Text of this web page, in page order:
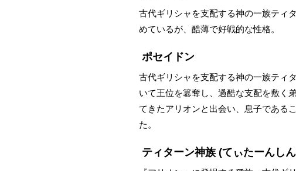
古代ギリシャを支配する神の一族ティ
めているが、酷薄で好戦的な性格。
ポセイドン
古代ギリシャを支配する神の一族ティ
いて王位を簒奪し、過酷な支配を敷く
てきたアリオンと出会い、息子である
た。
ティターン神族 (てぃたーんし